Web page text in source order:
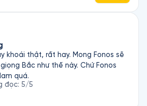
người kia.
sách bằng việc kể lại câu chuyện về
chăn cừu bé nhỏ David và gã khổng lồ
đẩy lên cao trào khi ông mô tả
thiện chiến được trang bị những vũ
chăn cừu chỉ mang bên mình
gậy. Thế nhưng, kết quả thật khiến
bất ngờ, David đã giành chiến thắng
đáng gờm. Với cách tiếp cận vấn đề
khoái thật, rất hay. Mong Fonos sẽ
Bắc như thế này. Chứ Fonos
quá.
đọc: 5/5